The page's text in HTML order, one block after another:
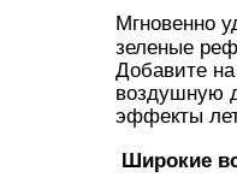
Мгновенно
зеленые
Добавите на
воздушную
эффекты
Широкие